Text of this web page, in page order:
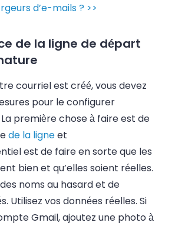
d’e-mails ? >>
de la ligne de départ
courrielest créé, vous devez
pour le configurer
première chose à faire est de
de la ligneet
est de faire en sorte que les
bien et qu’elles soient réelles.
noms au hasard et de
Utilisez vos données réelles. Si
Gmail, ajoutez une photo à